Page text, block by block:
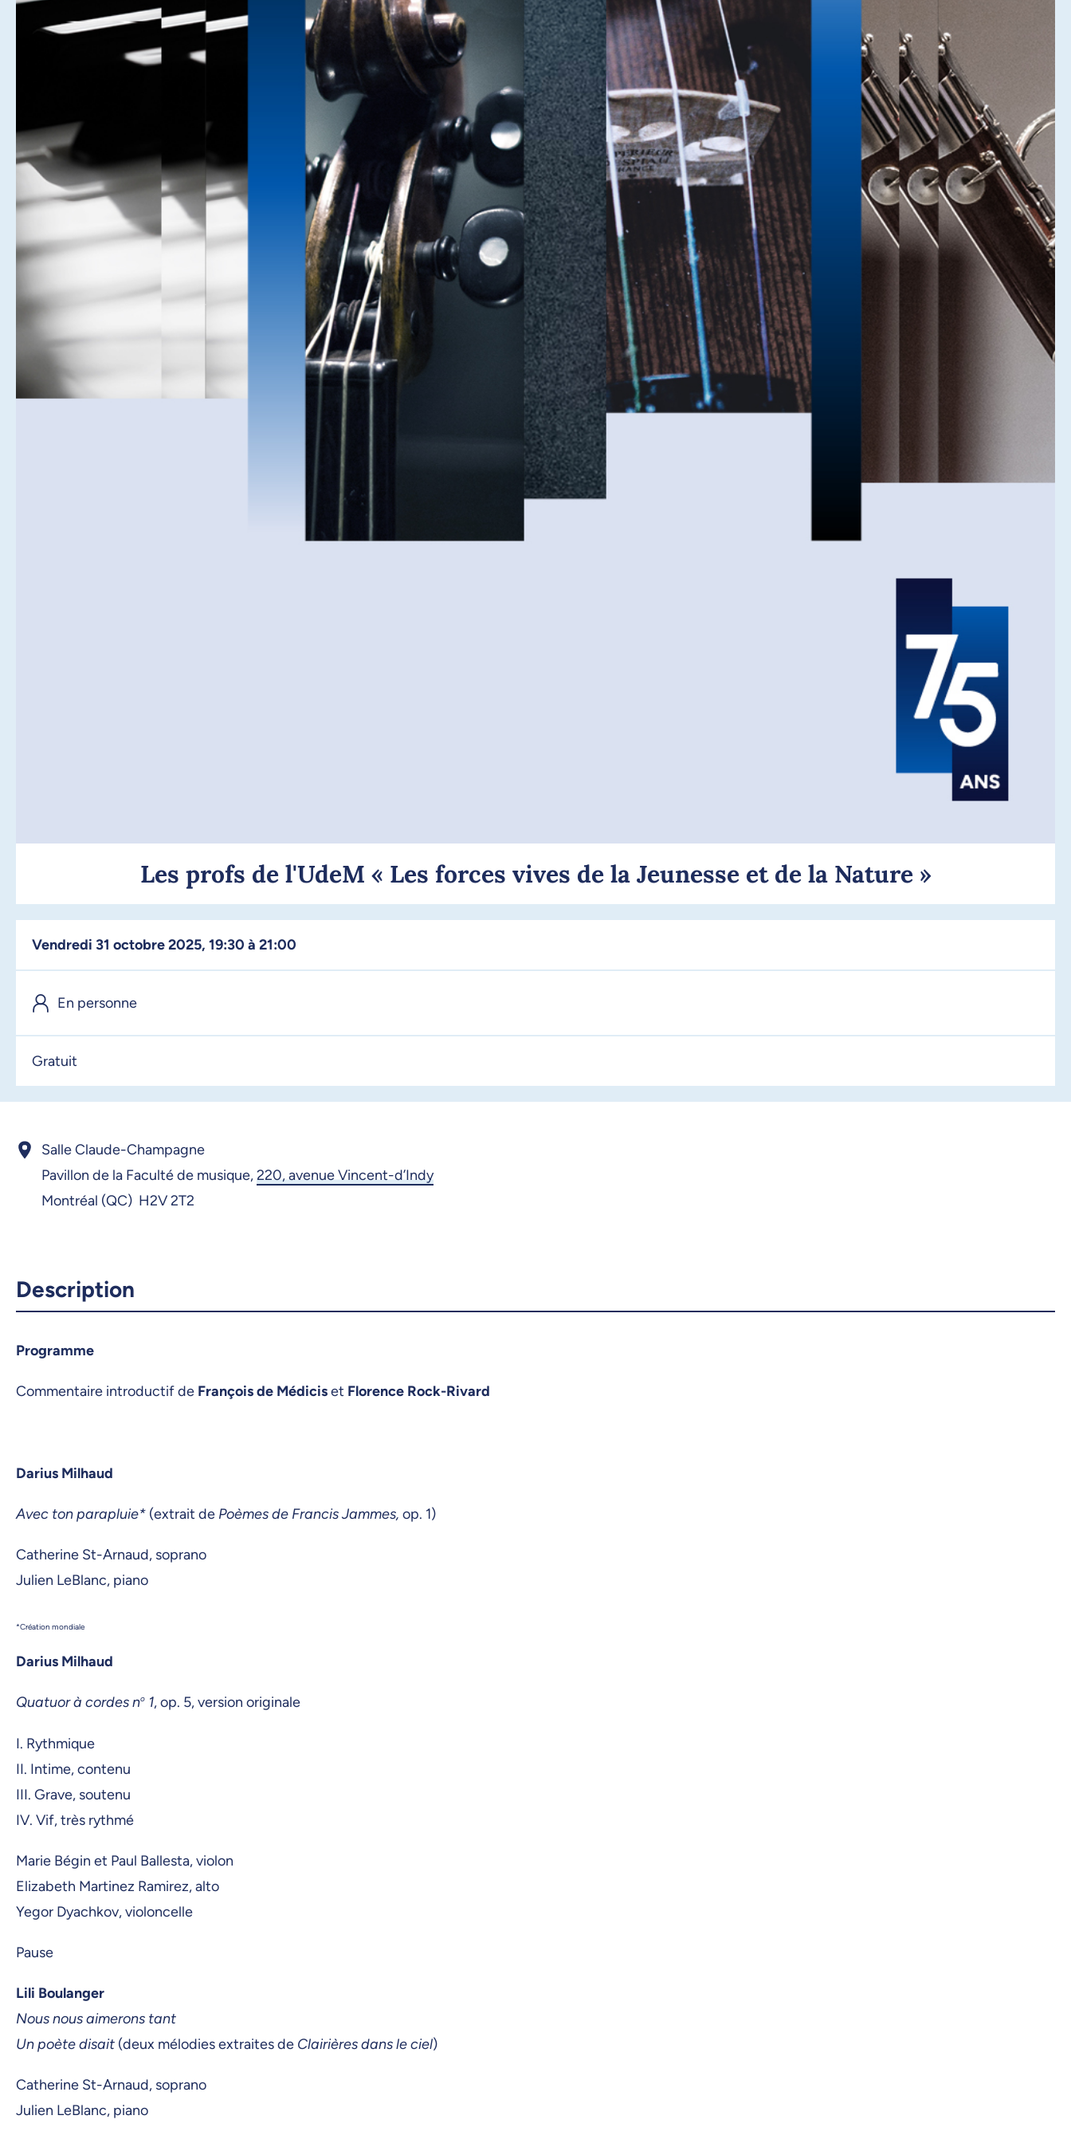
Les profs de l'UdeM « Les forces vives de la Jeunesse et de la Nature »
vendredi 31 octobre 2025, 19:30 à 21:00
En personne
Gratuit
Salle Claude-Champagne
Pavillon de la Faculté de musique,220, avenue Vincent-d’Indy
Montréal (QC) H2V 2T2
Description
Programme
Commentaire introductif de François de Médiciset Florence Rock-Rivard
Darius Milhaud
Avec ton parapluie* (extrait de Poèmes de Francis Jammes, op. 1)
Catherine St-Arnaud, soprano
Julien LeBlanc, piano
*Création mondiale
Darius Milhaud
Quatuor à cordes no 1, op. 5, version originale
I. Rythmique
II. Intime, contenu
III. Grave, soutenu
IV. Vif, très rythmé
Marie Bégin et Paul Ballesta, violon
Elizabeth Martinez Ramirez, alto
Yegor Dyachkov, violoncelle
Pause
Lili Boulanger
Nous nous aimerons tant
Un poète disait (deux mélodies extraites de Clairières dans le ciel)
Catherine St-Arnaud, soprano
Julien LeBlanc, piano